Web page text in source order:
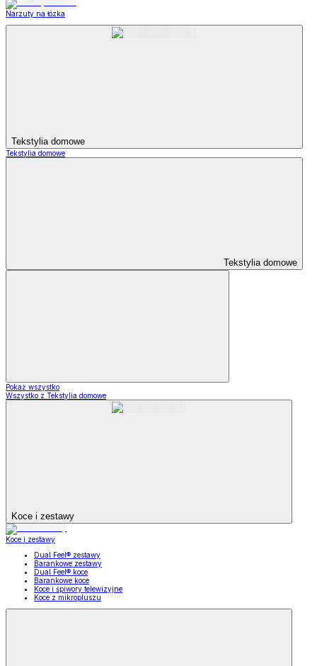
Narzuty na łózka
Tekstylia domowe
Tekstylia domowe
Tekstylia domowe
Pokaż wszystko
Wszystko z Tekstylia domowe
Koce i zestawy
Koce i zestawy
Dual Feel® zestawy
Barankowe zestawy
Dual Feel® koce
Barankowe koce
Koce i śpiwory telewizyjne
Koce z mikropluszu